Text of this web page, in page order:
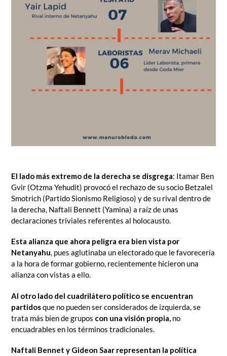
El lado más extremo de la derecha se disgrega: Itamar Ben
Gvir (Otzma Yehudit) provocó el rechazo de su socio Betzalel
Smotrich (Partido Sionismo Religioso) y de su rival dentro de
la derecha, Naftali Bennett (Yamina) a raíz de unas
declaraciones triviales referentes al holocausto.
Esta alianza que ahora peligra era bien vista por
Netanyahu, pues aglutinaba un electorado que le favorecería
a la hora de formar gobierno, recientemente hicieron una
alianza con vistas a ello.
Al otro lado del cuadrilátero político se encuentran
partidosque no pueden ser considerados de izquierda, se
trata más bien de grupos con una visión propia, no
encuadrables en los términos tradicionales.
Naftali Bennet y Gideon Saar representan la política